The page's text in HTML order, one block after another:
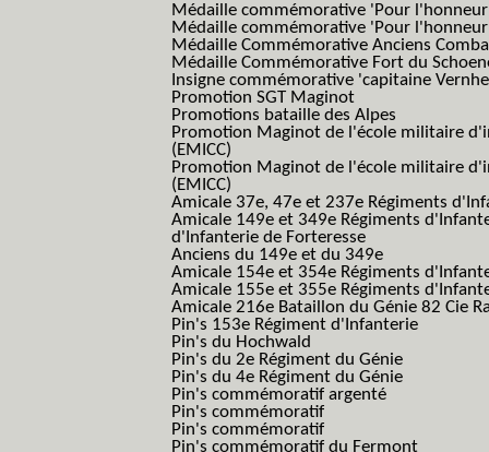
Médaille commémorative 'Pour
Médaille commémorative 'Pour
Médaille Commémorative Anciens
Médaille Commémorative Fort du
Insigne commémorative 'capitaine
Promotion SGT Maginot
Promotions bataille des Alpes
Promotion Maginot de l'école militaire
(EMICC)
Promotion Maginot de l'école militaire
(EMICC)
Amicale 37e, 47e et 237e Régiments
Amicale 149e et 349e Régiments
d'Infanterie de Forteresse
Anciens du 149e et du 349e
Amicale 154e et 354e Régiments
Amicale 155e et 355e Régiments
Amicale 216e Bataillon du Génie 82 Cie
Pin's 153e Régiment d'Infanterie
Pin's du Hochwald
Pin's du 2e Régiment du Génie
Pin's du 4e Régiment du Génie
Pin's commémoratif argenté
Pin's commémoratif
Pin's commémoratif
Pin's commémoratif du Fermont